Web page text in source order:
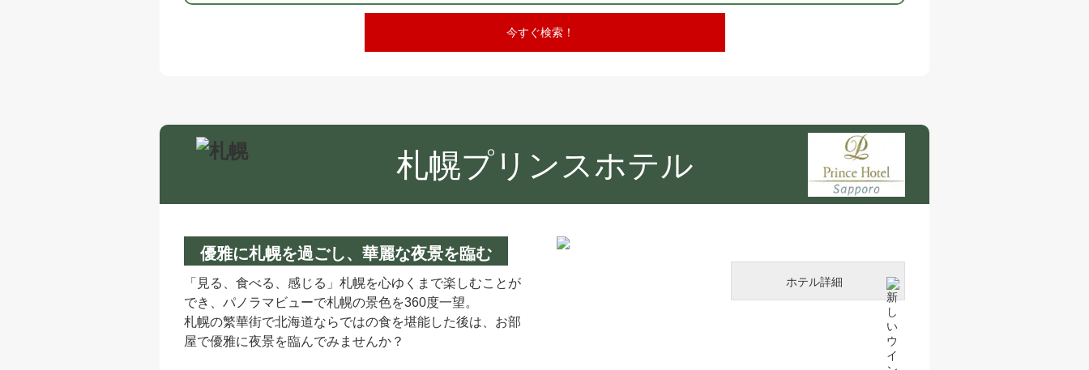
今すぐ検索！
札幌 札幌プリンスホテル
優雅に札幌を過ごし、華麗な夜景を臨む
「見る、食べる、感じる」札幌を心ゆくまで楽しむことが
でき、パノラマビューで札幌の景色を360度一望。
札幌の繁華街で北海道ならではの食を堪能した後は、お部
屋で優雅に夜景を臨んでみませんか？
ホテル詳細